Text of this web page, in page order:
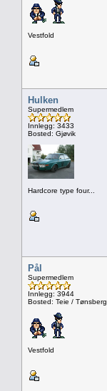
Vestfold
Hulken
Supermedlem
Innlegg: 3433
Bosted: Gjøvik
Hardcore type four...
Pål
Supermedlem
Innlegg: 3944
Bosted: Teie / Tønsberg
Vestfold